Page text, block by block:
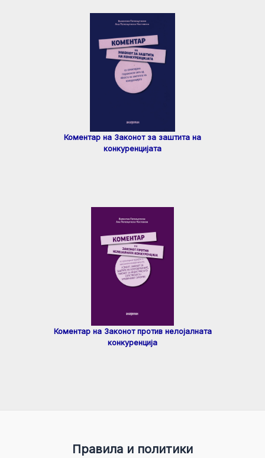
Коментар на Законот за заштита на
конкуренцијата
Коментар на Законот против нелојалната
конкуренција
Правила и политики